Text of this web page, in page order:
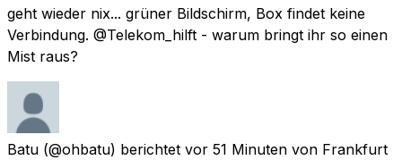
geht wieder nix... grüner Bildschirm, Box findet keine
Verbindung. @Telekom_hilft - warum bringt ihr so einen
Mist raus?
Batu (@ohbatu) berichtet vor 51 Minuten von Frankfurt